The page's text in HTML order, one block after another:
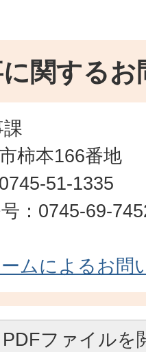
関するお
柿本166番地
51-1335
：0745-69-
ムによるお問
PDFファイルを